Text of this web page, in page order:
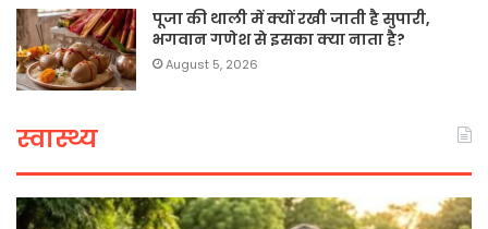
पूजा की थाली में क्यों रखी जाती है सुपारी,
भगवान गणेश से इसका क्या नाता है?
August 5, 2026
स्वास्थ्य